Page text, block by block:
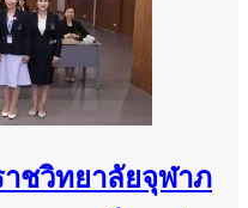
ชวิทยาลัยจุฬาภ